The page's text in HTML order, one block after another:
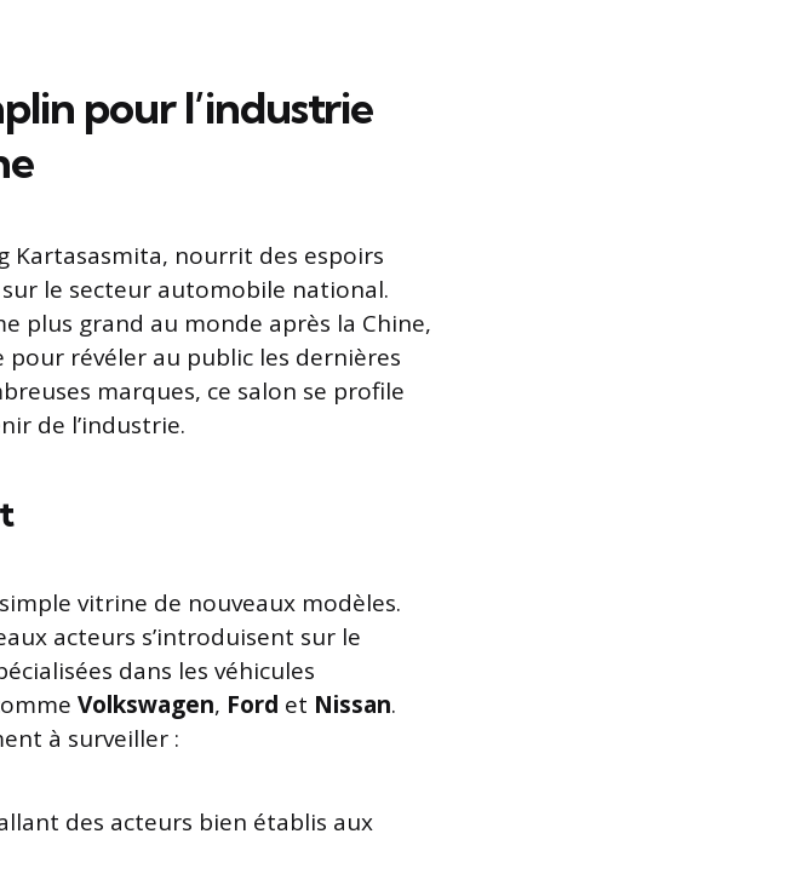
pour l’industrie
Kartasasmita, nourrit des espoirs
sur le secteur automobile national.
plus grand au monde après la Chine,
révéler au public les dernières
marques, ce salon se profile
de l’industrie.
vitrine de nouveaux modèles.
acteurs s’introduisent sur le
dans les véhicules
Volkswagen, Ford et Nissan.
à surveiller :
des acteurs bien établis aux